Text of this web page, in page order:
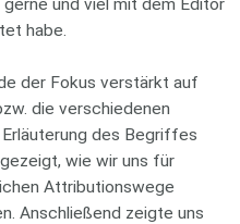
habe.
der Fokus verstärkt auf
die verschiedenen
des Begriffes
wie wir uns für
Attributionswege
Anschließend zeigte uns